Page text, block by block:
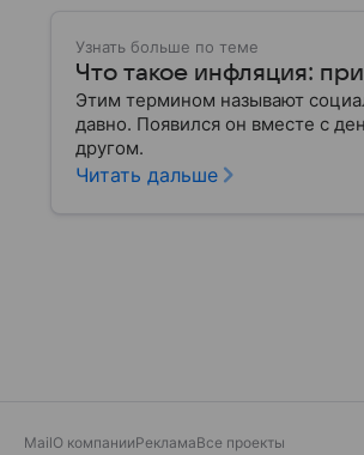
Узнать больше по теме
Что такое инфляция:
Этим термином называют
давно. Появился он вместе с
другом.
Читать дальше
MailО компанииРекламаВсе проекты